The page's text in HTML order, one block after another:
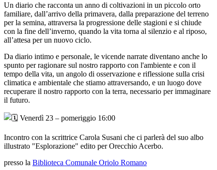
Un diario che racconta un anno di coltivazioni in un piccolo orto
familiare, dall’arrivo della primavera, dalla preparazione del terreno
per la semina, attraversa la progressione delle stagioni e si chiude
con la fine dell’inverno, quando la vita torna al silenzio e al riposo,
all’attesa per un nuovo ciclo.
Da diario intimo e personale, le vicende narrate diventano anche lo
spunto per ragionare sul nostro rapporto con l'ambiente e con il
tempo della vita, un angolo di osservazione e riflessione sulla crisi
climatica e ambientale che stiamo attraversando, e un luogo dove
recuperare il nostro rapporto con la terra, necessario per immaginare
il futuro.
Venerdì 23 – pomeriggio 16:00
Incontro con la scrittrice Carola Susani che ci parlerà del suo albo
illustrato "Esplorazione" edito per Orecchio Acerbo.
presso la Biblioteca Comunale Oriolo Romano